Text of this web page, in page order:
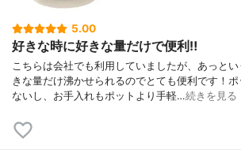
5.00
好きな時に好きな量だけで便利‼︎
こちらは会社でも利用していましたが、あっと
きな量だけ沸かせられるのでとても便利です！
ないし、お手入れもポットより手軽…続きを見る